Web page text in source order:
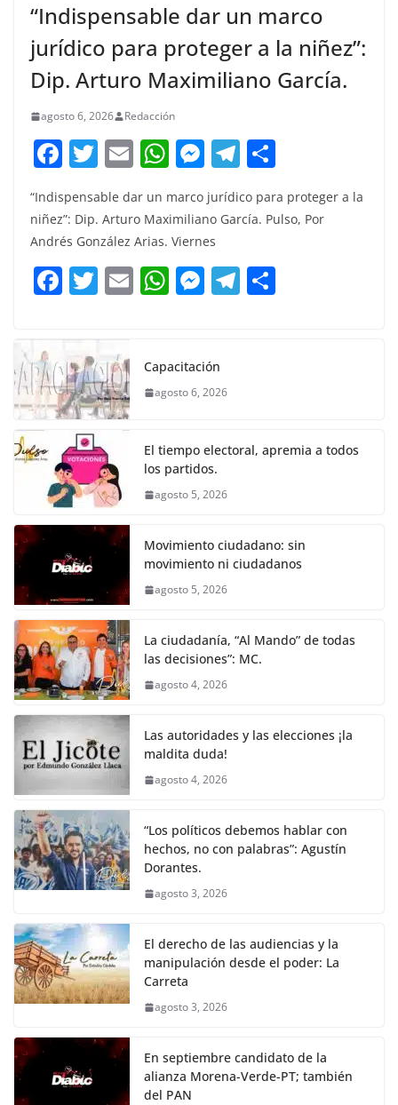
“Indispensable dar un marco
jurídico para proteger a la niñez”:
Dip. Arturo Maximiliano García.
agosto 6, 2026 Redacción
F
c
e
b
o
k
T
w
itt
er
E
ai
l
W
at
s
A
p
M
e
ss
e
n
g
T
e
a
m
m
“Indispensable dar un marco jurídico para proteger a la
niñez”: Dip. Arturo Maximiliano García. Pulso, Por
Andrés González Arias. Viernes
F
c
e
b
o
o
k
T
itt
er
E W
s
A
p
M
e
n
er
T
Capacitación
agosto 6, 2026
El tiempo electoral, apremia a todos
los partidos.
agosto 5, 2026
Movimiento ciudadano: sin
movimiento ni ciudadanos
agosto 5, 2026
La ciudadanía, “Al Mando” de todas
las decisiones”: MC.
agosto 4, 2026
Las autoridades y las elecciones ¡la
maldita duda!
agosto 4, 2026
“Los políticos debemos hablar con
hechos, no con palabras”: Agustín
Dorantes.
agosto 3, 2026
El derecho de las audiencias y la
manipulación desde el poder: La
Carreta
agosto 3, 2026
En septiembre candidato de la
alianza Morena-Verde-PT; también
del PAN